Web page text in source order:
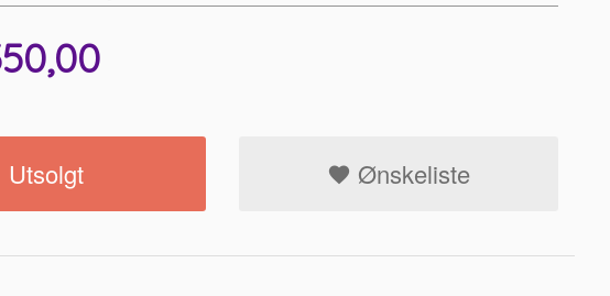
Utsolgt Ønskeliste